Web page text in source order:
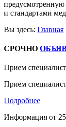
и стандартами
Вы здесь: Главная
СРОЧНО
Прием
Прием
Подробнее
Информация от